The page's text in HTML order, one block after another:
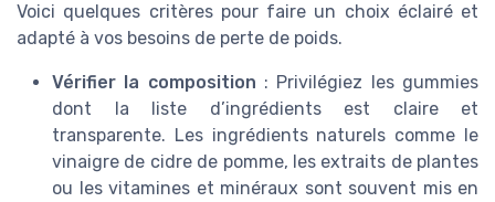
Voici quelques critères pour faire un choix éclairé et
adapté à vos besoins de perte de poids.
Vérifier la composition : Privilégiez les gummies
dont la liste d’ingrédients est claire et
transparente. Les ingrédients naturels comme le
vinaigre de cidre de pomme, les extraits de plantes
ou les vitamines et minéraux sont souvent mis en